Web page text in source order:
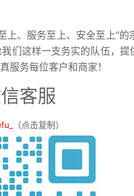
、服务至上、安全至上”
们这样一支务实的队伍，提
服务每位客户和商家！
客服
（点击复制）